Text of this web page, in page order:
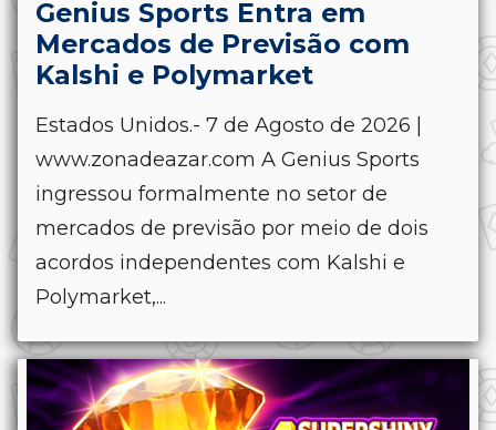
Genius Sports Entra em
Mercados de Previsão com
Kalshi e Polymarket
Estados Unidos.- 7 de Agosto de 2026 |
www.zonadeazar.com A Genius Sports
ingressou formalmente no setor de
mercados de previsão por meio de dois
acordos independentes com Kalshi e
Polymarket,...